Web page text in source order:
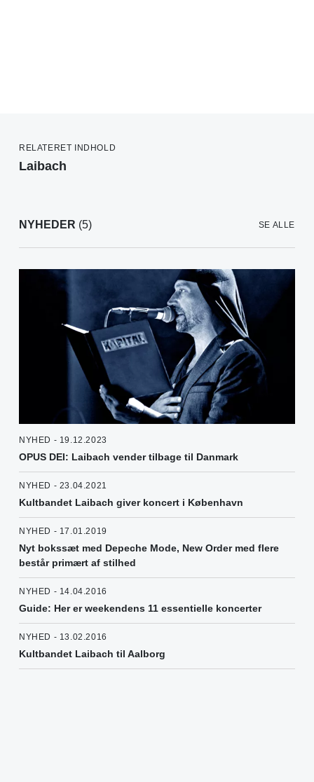
RELATERET INDHOLD
Laibach
NYHEDER (5) SE ALLE
NYHED - 19.12.2023
OPUS DEI: Laibach vender tilbage til Danmark
NYHED - 23.04.2021
Kultbandet Laibach giver koncert i København
NYHED - 17.01.2019
Nyt bokssæt med Depeche Mode, New Order med flere
består primært af stilhed
NYHED - 14.04.2016
Guide: Her er weekendens 11 essentielle koncerter
NYHED - 13.02.2016
Kultbandet Laibach til Aalborg